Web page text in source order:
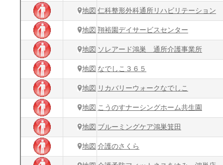
地図 仁科整形外科通所リハビリテーション
地図 翔裕園デイサービスセンター
地図 ソレアード鴻巣 通所介護事業所
地図 なでしこ３６５
地図 リカバリーウォークなでしこ
地図 こうのすナーシングホーム共生園
地図 ブルーミングケア鴻巣箕田
地図 介護のさくら